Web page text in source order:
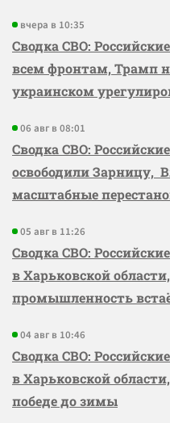
вчера в 10:35
Сводка СВО:
всем фронтам, Трамп
украинском
06 авг в 08:01
Сводка СВО:
освободили Зарницу,
масштабные
05 авг в 11:26
Сводка СВО:
в Харьковской
промышленность
04 авг в 10:46
Сводка СВО:
в Харьковской
победе до зимы